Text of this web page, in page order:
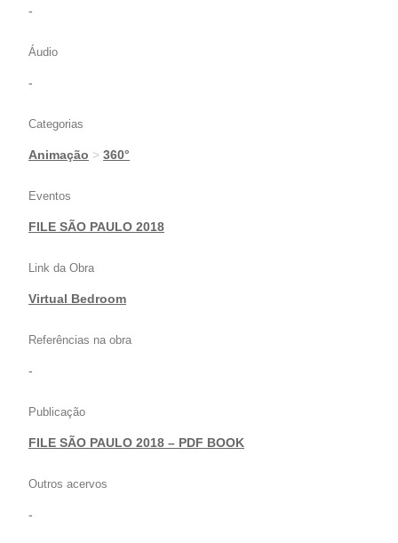
-
Áudio
-
Categorias
Animação > 360°
Eventos
FILE SÃO PAULO 2018
Link da Obra
Virtual Bedroom
Referências na obra
-
Publicação
FILE SÃO PAULO 2018 – PDF BOOK
Outros acervos
-